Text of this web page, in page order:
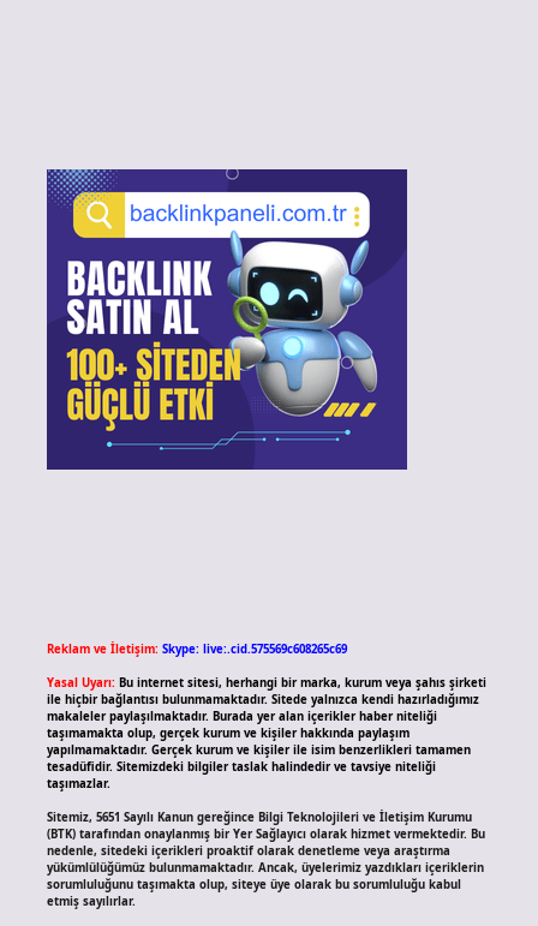
Reklam ve İletişim: Skype: live:.cid.575569c608265c69
Yasal Uyarı: Bu internet sitesi, herhangi bir marka, kurum veya şahıs şirketi
ile hiçbir bağlantısı bulunmamaktadır. Sitede yalnızca kendi hazırladığımız
makaleler paylaşılmaktadır. Burada yer alan içerikler haber niteliği
taşımamakta olup, gerçek kurum ve kişiler hakkında paylaşım
yapılmamaktadır. Gerçek kurum ve kişiler ile isim benzerlikleri tamamen
tesadüfidir. Sitemizdeki bilgiler taslak halindedir ve tavsiye niteliği
taşımazlar.
Sitemiz, 5651 Sayılı Kanun gereğince Bilgi Teknolojileri ve İletişim Kurumu
(BTK) tarafından onaylanmış bir Yer Sağlayıcı olarak hizmet vermektedir. Bu
nedenle, sitedeki içerikleri proaktif olarak denetleme veya araştırma
yükümlülüğümüz bulunmamaktadır. Ancak, üyelerimiz yazdıkları içeriklerin
sorumluluğunu taşımakta olup, siteye üye olarak bu sorumluluğu kabul
etmiş sayılırlar.